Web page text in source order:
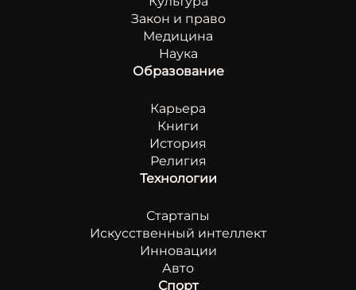
Закон и право
Медицина
Наука
Образование
Карьера
Книги
История
Религия
Технологии
Стартапы
Искусственный интеллект
Инновации
Авто
Спорт